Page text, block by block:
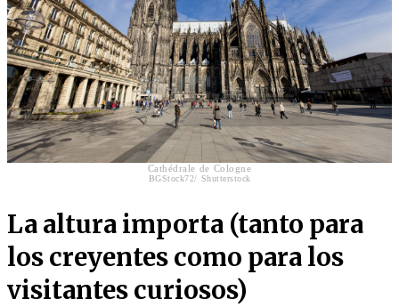
Cathédrale de Cologne
BGStock72/ Shutterstock
La altura importa (tanto para
los creyentes como para los
visitantes curiosos)